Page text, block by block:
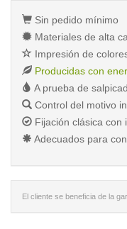
Sin pedido mínimo
Materiales de alta
Impresión de
Producidas con
A prueba de
Control del motivo
Fijación clásica con
Adecuados para
El cliente se beneficia de la